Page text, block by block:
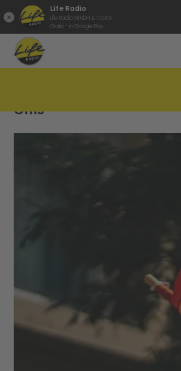
Life Radio
Life Radio GmbH & Co.KG
Gratis - in Google Play
Öffis